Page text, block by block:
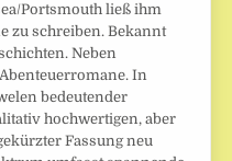
Portsmouth ließ ihm
zu schreiben. Bekannt
Neben
In
bedeutender
hochwertigen, aber
Fassung neu